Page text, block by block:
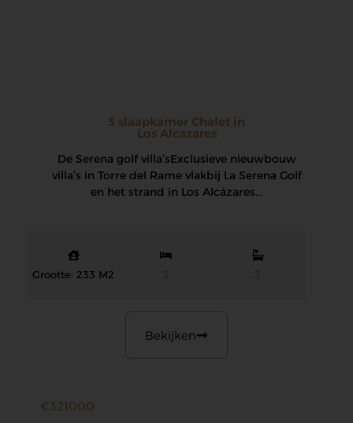
3 slaapkamer Chalet in
Los Alcazares
De Serena golf villa’s Exclusieve nieuwbouw
villa’s in Torre del Rame vlakbij La Serena Golf
en het strand in Los Alcázares…
Grootte: 233 M2 3 3
Bekijken
€321000